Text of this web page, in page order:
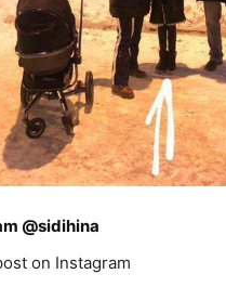
@sidihina
on Instagram